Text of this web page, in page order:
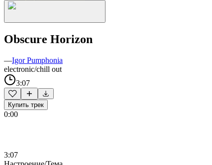
Obscure Horizon
—Igor Pumphonia
electronic/chill out
3:07
Купить трек
0:00
3:07